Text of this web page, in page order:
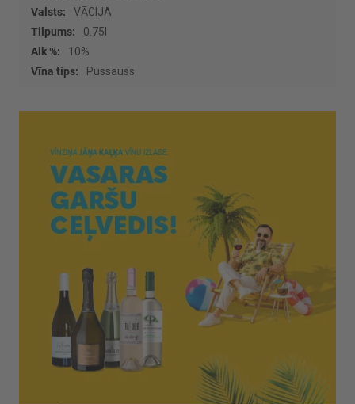
informācijasVĀCIJA
0.75l
10%
Pussauss